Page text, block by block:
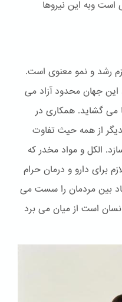
است وبه اين نيروها
رشد و نمو معنوی است.
این جهان محدود آزاد می
می گشاید. همکاری در
از همه حیث تفاوت
الكل و مواد مخدر که
برای دارو و درمان حرام
بین مردمان را سست می
است از میان می برد